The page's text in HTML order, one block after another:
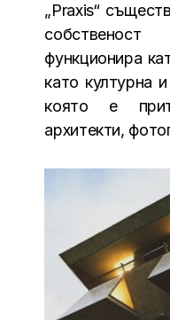
„Praxis“
функционира
като културна
която е
архитекти,